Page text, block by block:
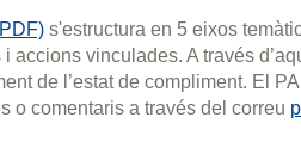
s'estructura en 5 eixos
accions vinculades. A través
de l’estat de compliment. El
o comentaris a través del correu